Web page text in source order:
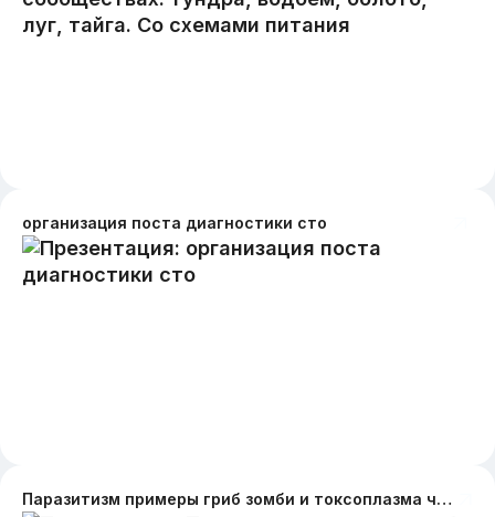
организация поста диагностики сто
Паразитизм примеры гриб зомби и токсоплазма черви паразиты